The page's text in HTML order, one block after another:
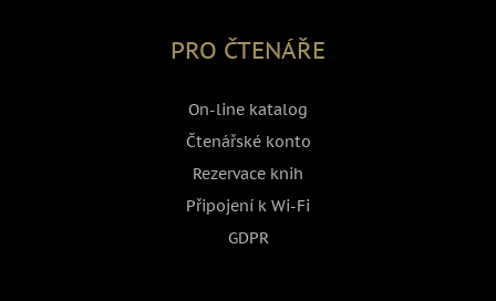
PRO ČTENÁŘE
On-line katalog
Čtenářské konto
Rezervace knih
Připojení k Wi-Fi
GDPR